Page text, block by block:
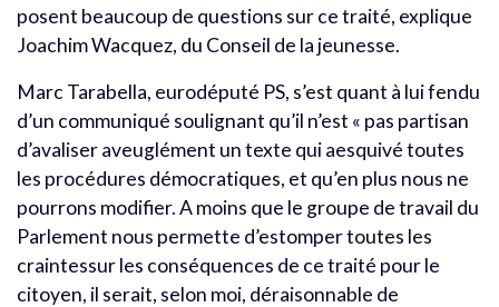
posent beaucoup de questions sur ce traité, explique
Joachim Wacquez, du Conseil de la jeunesse.
Marc Tarabella, eurodéputé PS, s’est quant à lui fendu
d’un communiqué soulignant qu’il n’est « pas partisan
d’avaliser aveuglément un texte qui aesquivé toutes
les procédures démocratiques, et qu’en plus nous ne
pourrons modifier. A moins que le groupe de travail du
Parlement nous permette d’estomper toutes les
craintessur les conséquences de ce traité pour le
citoyen, il serait, selon moi, déraisonnable de